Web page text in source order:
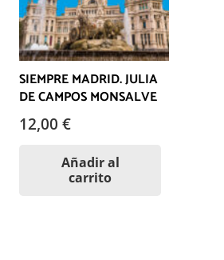
SIEMPRE MADRID. JULIA
DE CAMPOS MONSALVE
12,00 €
Añadir al
carrito